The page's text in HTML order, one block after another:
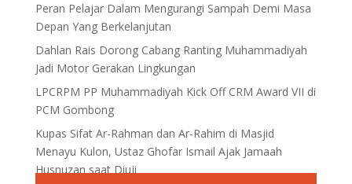
Peran Pelajar Dalam Mengurangi Sampah Demi Masa
Depan Yang Berkelanjutan
Dahlan Rais Dorong Cabang Ranting Muhammadiyah
Jadi Motor Gerakan Lingkungan
LPCRPM PP Muhammadiyah Kick Off CRM Award VII di
PCM Gombong
Kupas Sifat Ar-Rahman dan Ar-Rahim di Masjid
Menayu Kulon, Ustaz Ghofar Ismail Ajak Jamaah
Husnuzan saat Diuji